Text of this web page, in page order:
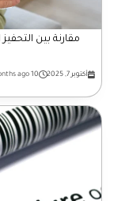
مقارنة بين
أكتوبر 7, 2025 10 months ago